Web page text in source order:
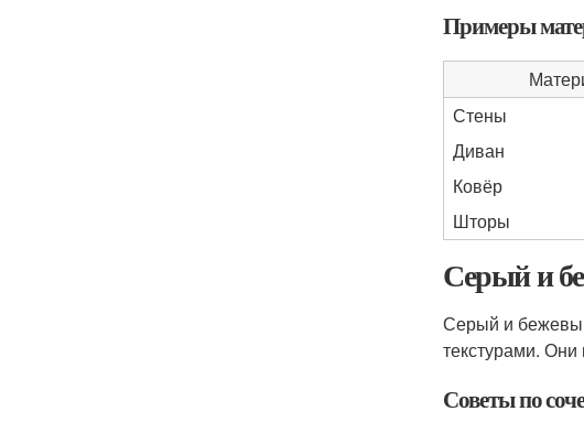
Примеры
Стены
Диван
Ковёр
Шторы
Серый и
Серый и
текстурами.
Советы по